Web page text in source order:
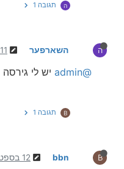
ה תגובה 1
ה השארפער 11 בספט׳ 2022, 12:41
@admin יש לי גירסה 17, איך אני עושה את זה?
B תגובה 1
B
bbn 12 בספט׳ 2022, 4:24